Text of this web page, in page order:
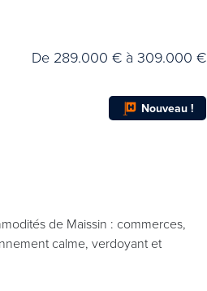
De 289.000 € à 309.000 €
Nouveau !
de Maissin : commerces,
calme, verdoyant et